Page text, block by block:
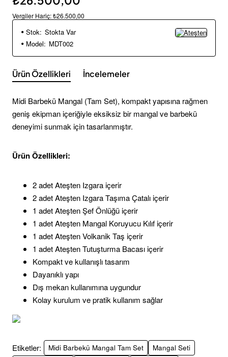
Vergiler Hariç: ₺26.500,00
Stok: Stokta Var
Model: MDT002
Ürün Özellikleri İncelemeler
Midi Barbekü Mangal (Tam Set), kompakt yapısına rağmen
geniş ekipman içeriğiyle eksiksiz bir mangal ve barbekü
deneyimi sunmak için tasarlanmıştır.
Ürün Özellikleri:
2 adet Ateşten Izgara içerir
2 adet Ateşten Izgara Taşıma Çatalı içerir
1 adet Ateşten Şef Önlüğü içerir
1 adet Ateşten Mangal Koruyucu Kılıf içerir
1 adet Ateşten Volkanik Taş içerir
1 adet Ateşten Tutuşturma Bacası içerir
Kompakt ve kullanışlı tasarım
Dayanıklı yapı
Dış mekan kullanımına uygundur
Kolay kurulum ve pratik kullanım sağlar
Etiketler: Midi Barbekü Mangal Tam Set
Mangal Seti